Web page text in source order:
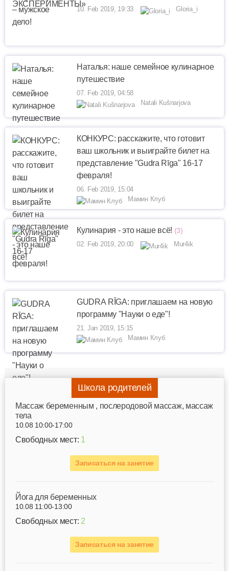
10. Feb 2019, 19:33 Gloria_i
Наталья: наше семейное кулинарное
путешествие
07. Feb 2019, 04:58
Natali Kušnarjova
КОНКУРС: расскажите, что готовит
ваш школьник и выиграйте билет на
представление "Gudra Rīga" 16-17
февраля!
06. Feb 2019, 15:04
Мамин Клуб
Кулинария - это наше всё! (3)
02. Feb 2019, 20:00 Mur4ik
GUDRА RĪGA: приглашаем на новую
программу "Науки о еде"!
21. Jan 2019, 15:15
Мамин Клуб
Школа родителей
Mассаж беременным , послеродовой массаж, массаж
тела
10.08 10:00-17:00
Свободных мест: 1
Записаться на занятие
Йога для беременных
10.08 11:00-13:00
Свободных мест: 2
Записаться на занятие